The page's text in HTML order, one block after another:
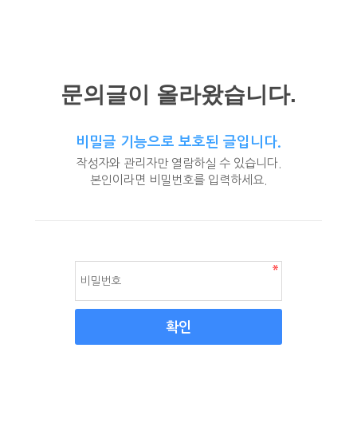
문의글이 올라왔습니다.
비밀글 기능으로 보호된 글입니다.
작성자와 관리자만 열람하실 수 있습니다.
본인이라면 비밀번호를 입력하세요.